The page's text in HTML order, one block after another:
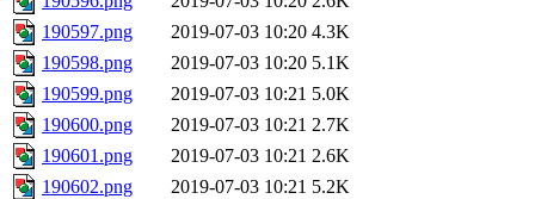
190597.png
2019-07-03 10:20 4.3K
190598.png
2019-07-03 10:20 5.1K
190599.png
2019-07-03 10:21 5.0K
190600.png
2019-07-03 10:21 2.7K
190601.png
2019-07-03 10:21 2.6K
190602.png
2019-07-03 10:21 5.2K